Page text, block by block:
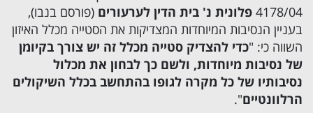
4178/04 פלונית נ' בית הדין לערעורים (פורסם בנבו),
בעניין הנסיבות המיוחדות המצדיקות את הסטייה מכלל האיזון
השווה כי: "כדי להצדיק סטייה מכלל זה יש צורך בקיומן
של נסיבות מיוחדות, ולשם כך לבחון את מכלול
נסיבותיו של כל מקרה לגופו בהתחשב בכלל השיקולים
הרלוונטיים".